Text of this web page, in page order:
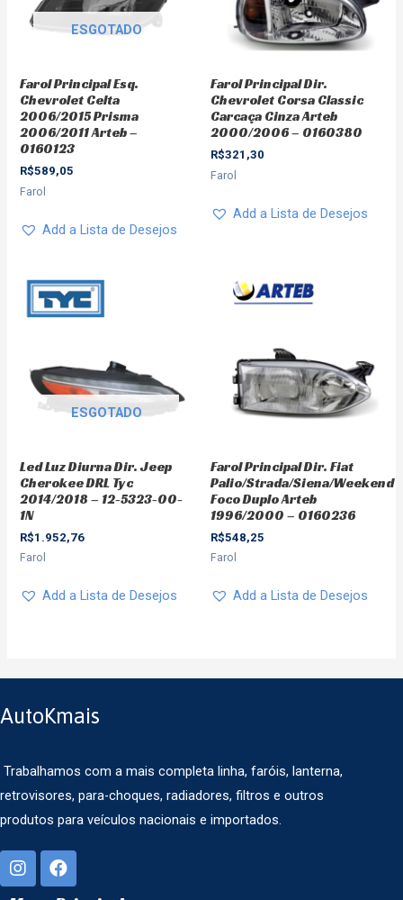
ESGOTADO
Farol Principal Esq.
Chevrolet Celta
2006/2015 Prisma
2006/2011 Arteb –
0160123
R$589,05
Farol
Add a Lista de Desejos
Farol Principal Dir.
Chevrolet Corsa Classic
Carcaça Cinza Arteb
2000/2006 – 0160380
R$321,30
Farol
Add a Lista de Desejos
ESGOTADO
Led Luz Diurna Dir. Jeep
Cherokee DRL Tyc
2014/2018 – 12-5323-00-
1N
R$1.952,76
Farol
Add a Lista de Desejos
Farol Principal Dir. Fiat
Palio/Strada/Siena/Weekend
Foco Duplo Arteb
1996/2000 – 0160236
R$548,25
Farol
Add a Lista de Desejos
AutoKmais
Trabalhamos com a mais completa linha, faróis, lanterna,
retrovisores, para-choques, radiadores, filtros e outros
produtos para veículos nacionais e importados.